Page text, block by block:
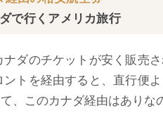
で行くアメリカ旅行
ダのチケットが安く販売
トを経由すると、直行便
、このカナダ経由はありな